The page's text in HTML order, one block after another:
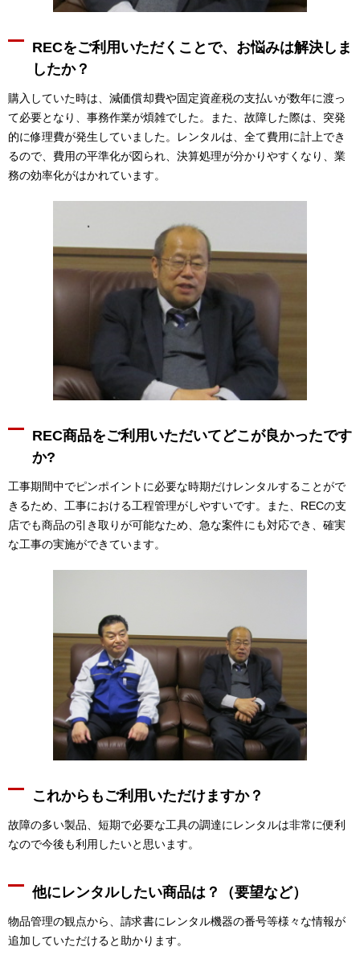
RECをご利用いただくことで、お悩みは解決しま
したか？
購入していた時は、減価償却費や固定資産税の支払いが数年に渡っ
て必要となり、事務作業が煩雑でした。また、故障した際は、突発
的に修理費が発生していました。レンタルは、全て費用に計上でき
るので、費用の平準化が図られ、決算処理が分かりやすくなり、業
務の効率化がはかれています。
REC商品をご利用いただいてどこが良かったです
か?
工事期間中でピンポイントに必要な時期だけレンタルすることがで
きるため、工事における工程管理がしやすいです。また、RECの支
店でも商品の引き取りが可能なため、急な案件にも対応でき、確実
な工事の実施ができています。
これからもご利用いただけますか？
故障の多い製品、短期で必要な工具の調達にレンタルは非常に便利
なので今後も利用したいと思います。
他にレンタルしたい商品は？（要望など）
物品管理の観点から、請求書にレンタル機器の番号等様々な情報が
追加していただけると助かります。